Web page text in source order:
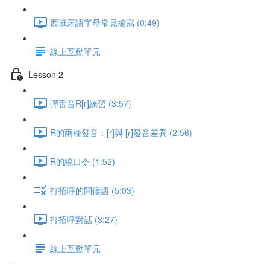
西班牙語字母常見縮寫 (0:49)
線上互動單元
Lesson 2
彈舌音R[r]練習 (3:57)
R的兩種發音：[r]與 [ɾ]發音差異 (2:56)
R的繞口令 (1:52)
打招呼的問候語 (5:03)
打招呼對話 (3:27)
線上互動單元